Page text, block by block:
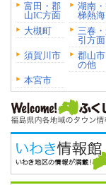
富田・郡
山IC方面
湖南
梯熱海
大槻町
三春
引方面
須賀川市
郡山
の他
本宮市